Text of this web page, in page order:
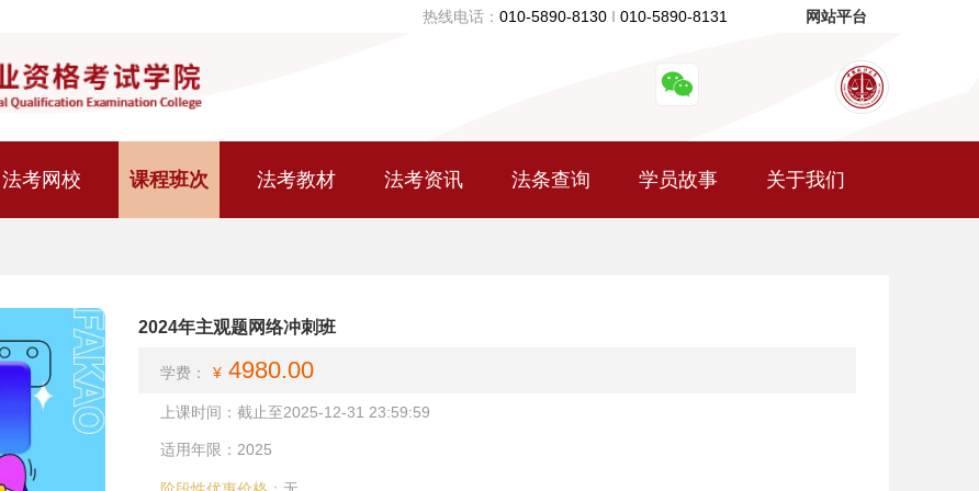
热线电话： 010-5890-8130 I 010-5890-8131 网站平台
法考网校 课程班次 法考教材 法考资讯 法条查询 学员故事 关于我们
2024年主观题网络冲刺班
学费： ¥ 4980.00
上课时间：截止至2025-12-31 23:59:59
适用年限：2025